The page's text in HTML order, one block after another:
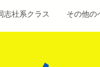
志社系クラス その他の